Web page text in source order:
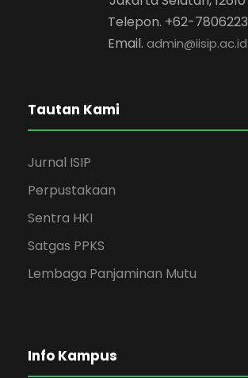
Telepon. +62-7806223
Email. admin@iisip.ac.id
Tautan Kami
Jurnal ISIP
Perpustakaan
Sentra HKI
Satgas PPKS
Lembaga Panjaminan Mutu
Info Kampus